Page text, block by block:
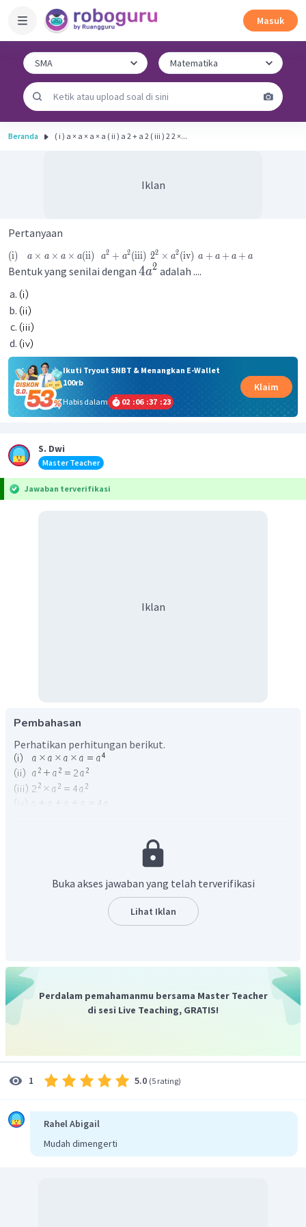
Masuk
Beranda ( i ) a × a × a × a ( ii ) a 2 + a 2 ( iii ) 2 2 ×...
Iklan
Pertanyaan
(i) a × a × a × a(ii) a2 + a2 (iii) 22 × a2(iv) a + a + a + a
Bentuk yang senilai dengan 4a2 adalah ....
Ikuti Tryout SNBT & Menangkan E-Wallet
100rb
Habis dalam
02 :06 :37 :23
Klaim
S. Dwi
Master Teacher
Jawaban terverifikasi
Iklan
Pembahasan
Perhatikan perhitungan berikut.
Oleh karena itu, jawaban yang tepat adalah C.
Buka akses jawaban yang telah terverifikasi
Lihat Iklan
Perdalam pemahamanmu bersama Master Teacher
di sesi Live Teaching, GRATIS!
1 5.0 (5 rating)
Rahel Abigail
Mudah dimengerti